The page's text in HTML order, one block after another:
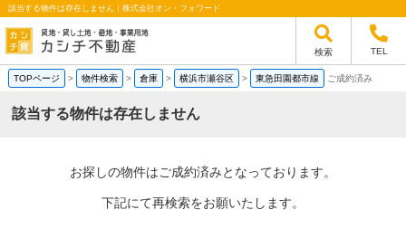
該当する物件は存在しません｜株式会社オン・フォワード
検索 TEL
TOPページ > 物件検索 > 倉庫 > 横浜市瀬谷区 > 東急田園都市線 ご成約済み
該当する物件は存在しません
お探しの物件はご成約済みとなっております。
下記にて再検索をお願いたします。